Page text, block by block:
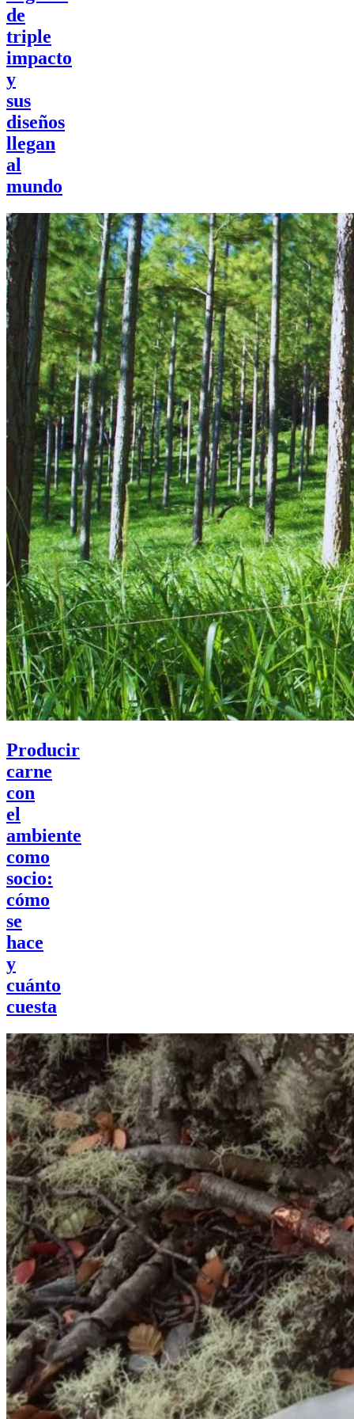
de
triple
impacto
y
sus
diseños
llegan
al
mundo
Producir
carne
con
el
ambiente
como
socio:
cómo
se
hace
y
cuánto
cuesta